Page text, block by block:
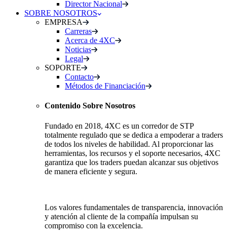
Director Nacional
SOBRE NOSOTROS
EMPRESA
Carreras
Acerca de 4XC
Noticias
Legal
SOPORTE
Contacto
Métodos de Financiación
Contenido Sobre Nosotros
Fundado en 2018, 4XC es un corredor de STP
totalmente regulado que se dedica a empoderar a traders
de todos los niveles de habilidad. Al proporcionar las
herramientas, los recursos y el soporte necesarios, 4XC
garantiza que los traders puedan alcanzar sus objetivos
de manera eficiente y segura.
Los valores fundamentales de transparencia, innovación
y atención al cliente de la compañía impulsan su
compromiso con la excelencia.